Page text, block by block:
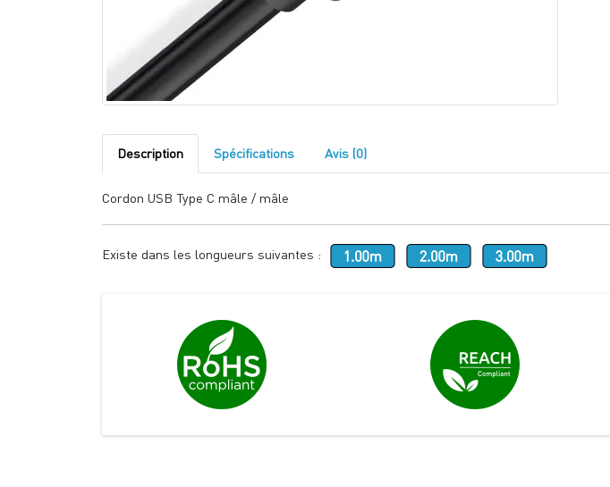
Description Spécifications Avis (0)
Cordon USB Type C mâle / mâle
Existe dans les longueurs suivantes :